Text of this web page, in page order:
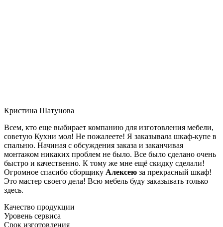
Кристина Шатунова
Всем, кто еще выбирает компанию для изготовления мебели,
советую Кухни мол! Не пожалеете! Я заказывала шкаф-купе в
спальню. Начиная с обсуждения заказа и заканчивая
монтажом никаких проблем не было. Все было сделано очень
быстро и качественно. К тому же мне ещё скидку сделали!
Огромное спасибо сборщику Алексею за прекрасный шкаф!
Это мастер своего дела! Всю мебель буду заказывать только
здесь.
Качество продукции
Уровень сервиса
Срок изготовления